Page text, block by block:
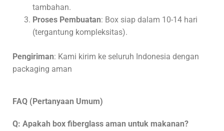
tambahan.
Proses Pembuatan: Box siap dalam 10-14 hari
(tergantung kompleksitas).
Pengiriman: Kami kirim ke seluruh Indonesia dengan
packaging aman
FAQ (Pertanyaan Umum)
Q: Apakah box fiberglass aman untuk makanan?